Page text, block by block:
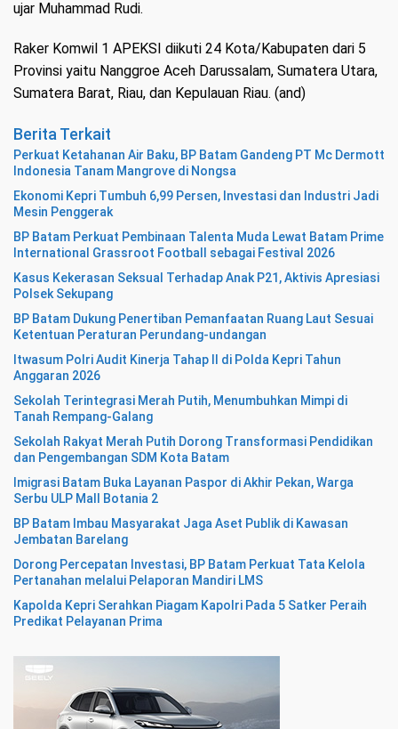
ujar Muhammad Rudi.
Raker Komwil 1 APEKSI diikuti 24 Kota/Kabupaten dari 5
Provinsi yaitu Nanggroe Aceh Darussalam, Sumatera Utara,
Sumatera Barat, Riau, dan Kepulauan Riau. (and)
Berita Terkait
Perkuat Ketahanan Air Baku, BP Batam Gandeng PT Mc Dermott
Indonesia Tanam Mangrove di Nongsa
Ekonomi Kepri Tumbuh 6,99 Persen, Investasi dan Industri Jadi
Mesin Penggerak
BP Batam Perkuat Pembinaan Talenta Muda Lewat Batam Prime
International Grassroot Football sebagai Festival 2026
Kasus Kekerasan Seksual Terhadap Anak P21, Aktivis Apresiasi
Polsek Sekupang
BP Batam Dukung Penertiban Pemanfaatan Ruang Laut Sesuai
Ketentuan Peraturan Perundang-undangan
Itwasum Polri Audit Kinerja Tahap II di Polda Kepri Tahun
Anggaran 2026
Sekolah Terintegrasi Merah Putih, Menumbuhkan Mimpi di
Tanah Rempang-Galang
Sekolah Rakyat Merah Putih Dorong Transformasi Pendidikan
dan Pengembangan SDM Kota Batam
Imigrasi Batam Buka Layanan Paspor di Akhir Pekan, Warga
Serbu ULP Mall Botania 2
BP Batam Imbau Masyarakat Jaga Aset Publik di Kawasan
Jembatan Barelang
Dorong Percepatan Investasi, BP Batam Perkuat Tata Kelola
Pertanahan melalui Pelaporan Mandiri LMS
Kapolda Kepri Serahkan Piagam Kapolri Pada 5 Satker Peraih
Predikat Pelayanan Prima